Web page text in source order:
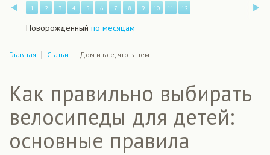
Назад
1 2 3 4 5 6 7 8 9 10 11 12
Новорожденный по месяцам
Главная Статьи Дом и все, что в нем
Как правильно выбирать
велосипеды для детей:
основные правила